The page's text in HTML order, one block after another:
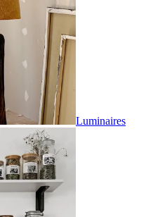
Luminaires